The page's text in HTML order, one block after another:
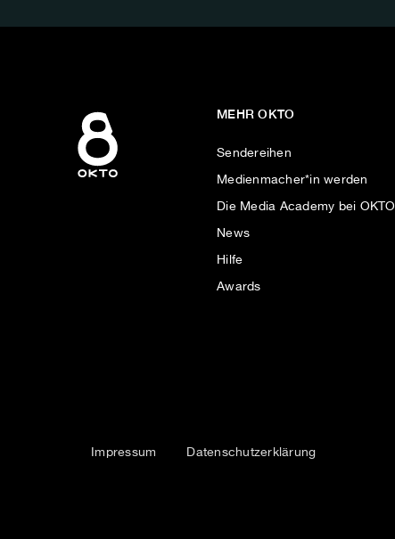
MEHR OKTO
Sendereihen
Medienmacher*in werden
Die Media Academy bei OKTO
News
Hilfe
Awards
Impressum Datenschutzerklärung